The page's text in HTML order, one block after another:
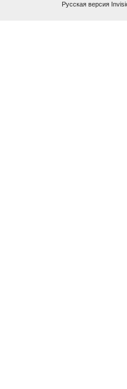
Русская версия